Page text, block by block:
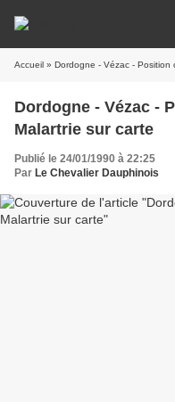
Accueil » Dordogne - Vézac - Position
Dordogne - Vézac -
Malartrie sur carte
Publié le 24/01/1990 à 22:25
Par Le Chevalier Dauphinois